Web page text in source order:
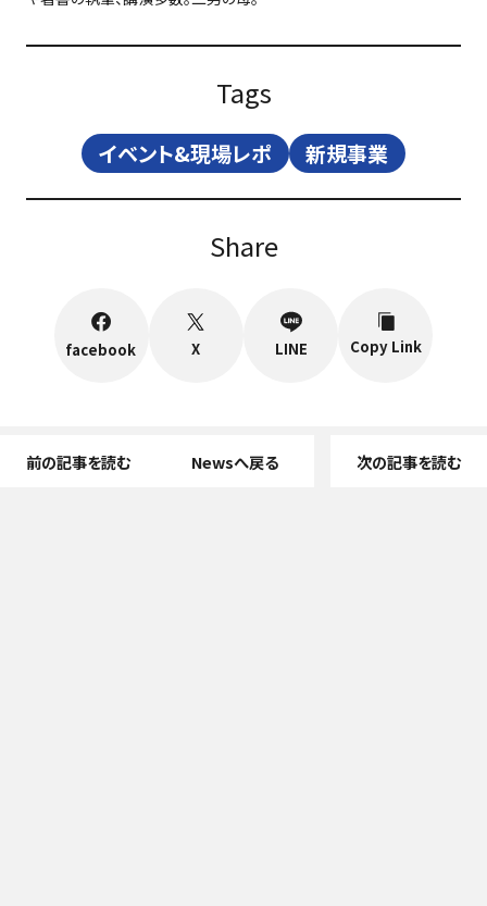
Tags
イベント&現場レポ 新規事業
Share
facebook X LINE Copy Link
前の記事を読む Newsへ戻る 次の記事を読む